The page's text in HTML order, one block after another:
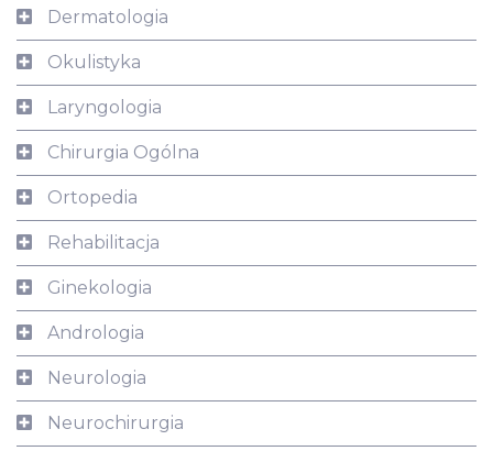
Dermatologia
Okulistyka
Laryngologia
Chirurgia Ogólna
Ortopedia
Rehabilitacja
Ginekologia
Andrologia
Neurologia
Neurochirurgia